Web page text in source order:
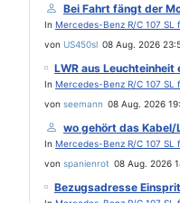
Bei Fahrt fängt der
In Mercedes-Benz R/C 107 SL
von US450sl 08 Aug. 2026
LWR aus
In Mercedes-Benz R/C 107 SL
von seemann 08 Aug. 2026
wo gehört das Kabel/
In Mercedes-Benz R/C 107 SL
von spanienrot 08 Aug. 2026
Bezugsadresse